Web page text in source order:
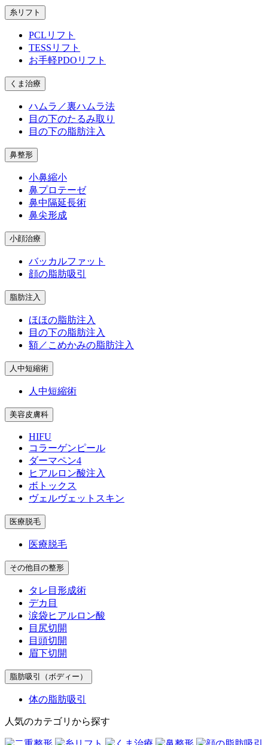
糸リフト
PCLリフト
TESSリフト
お手軽PDOリフト
くま治療
ハムラ／裏ハムラ法
目の下のたるみ取り
目の下の脂肪注入
鼻整形
小鼻縮小
鼻プロテーゼ
鼻中隔延長術
鼻尖形成
小顔治療
バッカルファット
顔の脂肪吸引
脂肪注入
ほほの脂肪注入
目の下の脂肪注入
額／こめかみの脂肪注入
人中短縮術
人中短縮術
美容皮膚科
HIFU
コラーゲンピール
ダーマペン4
ヒアルロン酸注入
ボトックス
ヴェルヴェットスキン
医療脱毛
医療脱毛
その他目の整形
タレ目形成術
デカ目
涙袋ヒアルロン酸
目尻切開
目頭切開
眉下切開
脂肪吸引（ボディー）
体の脂肪吸引
人気のカテゴリから探す